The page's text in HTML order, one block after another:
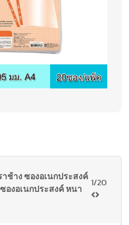
าช้าง ซองอเนกประสงค์
องอเนกประสงค์ หนา
1/20